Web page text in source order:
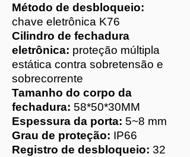
Método de desbloqueio:
chave eletrônica K76
Cilindro de fechadura
eletrônica: proteção múltipla
estática contra sobretensão e
sobrecorrente
Tamanho do corpo da
fechadura: 58*50*30MM
Espessura da porta: 5~8 mm
Grau de proteção: IP66
Registro de desbloqueio: 32